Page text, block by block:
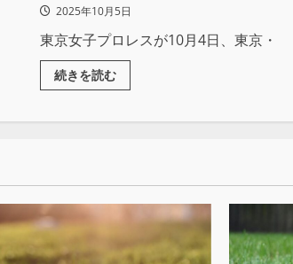
2025年10月5日
東京女子プロレスが10月4日、東京・
続きを読む